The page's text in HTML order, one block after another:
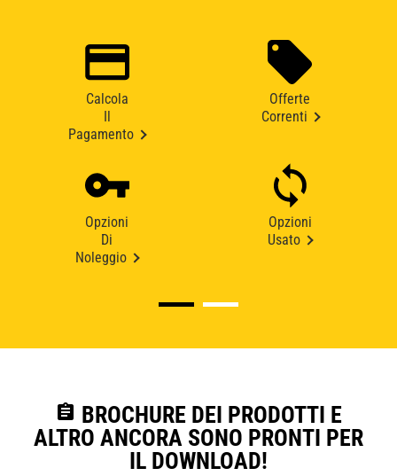
Calcola
Pagamento
Offerte
Correnti
Opzioni
Di
Noleggio
Opzioni
Usato
assignment BROCHURE DEI PRODOTTI E
ALTRO ANCORA SONO PRONTI PER
IL DOWNLOAD!